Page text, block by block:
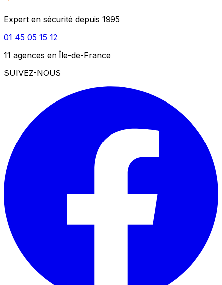
Expert en sécurité depuis 1995
01 45 05 15 12
11 agences en Île-de-France
SUIVEZ-NOUS